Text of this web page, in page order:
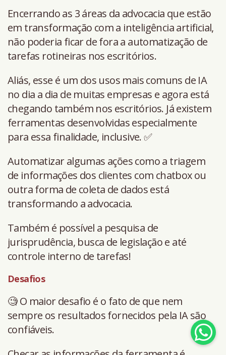
Encerrando as 3 áreas da advocacia que estão
em transformação com a inteligência artificial,
não poderia ficar de fora a automatização de
tarefas rotineiras nos escritórios.
Aliás, esse é um dos usos mais comuns de IA
no dia a dia de muitas empresas e agora está
chegando também nos escritórios. Já existem
ferramentas desenvolvidas especialmente
para essa finalidade, inclusive. ✅
Automatizar algumas ações como a triagem
de informações dos clientes com chatbox ou
outra forma de coleta de dados está
transformando a advocacia.
Também é possível a pesquisa de
jurisprudência, busca de legislação e até
controle interno de tarefas!
Desafios
🧐 O maior desafio é o fato de que nem
sempre os resultados fornecidos pela IA são
confiáveis.